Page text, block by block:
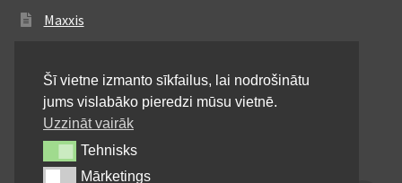
Maxxis
Michelin
Mitas
Pirelli
Šī vietne izmanto sīkfailus, lai nodrošinātu
jums vislabāko pieredzi mūsu vietnē.
Uzzināt vairāk
TehnisksTehnisks
MārketingsMārketings